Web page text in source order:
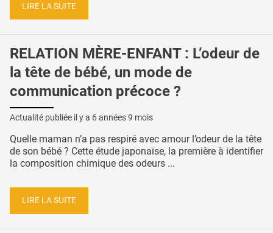
LIRE LA SUITE
RELATION MÈRE-ENFANT : L’odeur de
la tête de bébé, un mode de
communication précoce ?
Actualité publiée il y a 6 années 9 mois
Quelle maman n’a pas respiré avec amour l’odeur de la tête
de son bébé ? Cette étude japonaise, la première à identifier
la composition chimique des odeurs ...
LIRE LA SUITE